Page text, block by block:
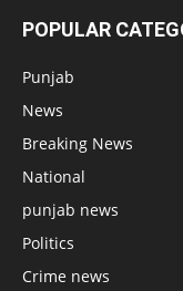
POPULAR
Punjab
News
Breaking News
National
punjab news
Politics
Crime news